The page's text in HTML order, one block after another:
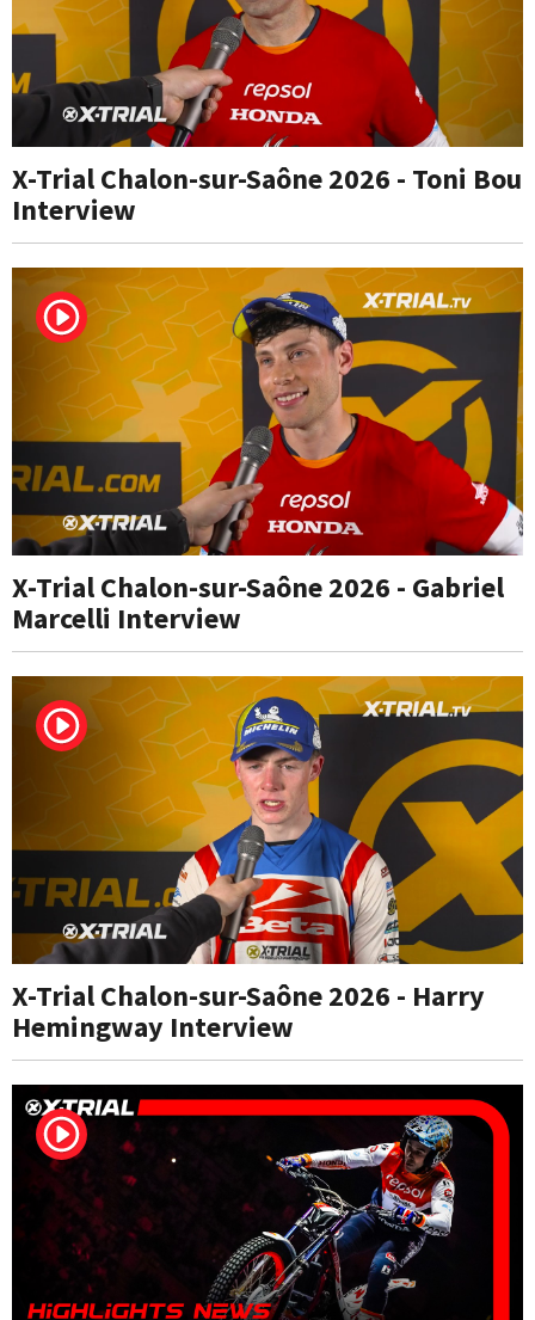
X-Trial Chalon-sur-Saône 2026 - Toni Bou
Interview
X-Trial Chalon-sur-Saône 2026 - Gabriel
Marcelli Interview
X-Trial Chalon-sur-Saône 2026 - Harry
Hemingway Interview